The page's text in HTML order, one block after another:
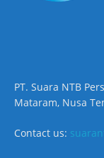
PT. Suara NTB
Mataram, Nusa
Contact us: